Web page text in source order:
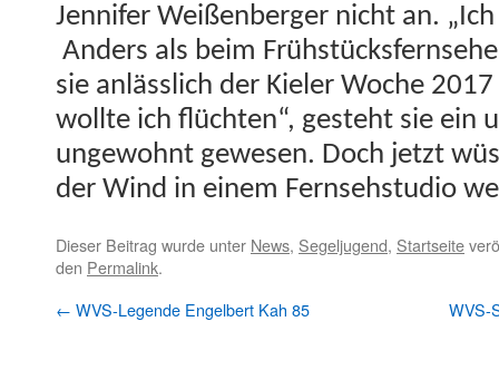
Jen­nifer Weißen­berg­er nicht an.
Anders als beim
sie anlässlich der Kiel­er Woche
wollte ich flücht­en“, geste­ht sie ein
unge­wohnt gewe­sen. Doch jet­zt
der Wind in einem Fernsehstu­dio
Dieser Beitrag wurde unter News, Segeljugend, Startseite
den Permalink.
← WVS-Legende Engelbert Kah 85 WVS-